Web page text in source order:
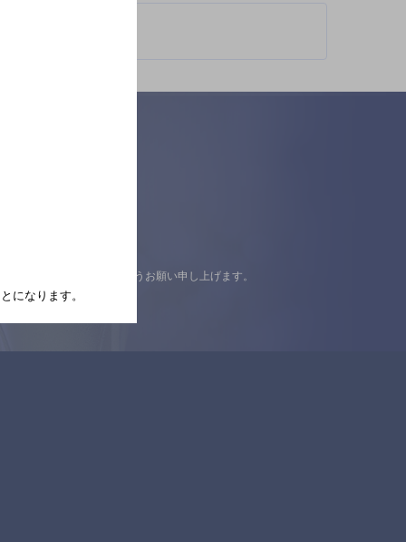
の上ご来店くださいますようお願い申し上げます。
になります。